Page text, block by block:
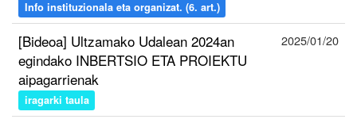
Info instituzionala eta organizat. (6. art.)
[Bideoa] Ultzamako Udalean 2024an
egindako INBERTSIO ETA PROIEKTU
aipagarrienak
iragarki taula
2025/01/20